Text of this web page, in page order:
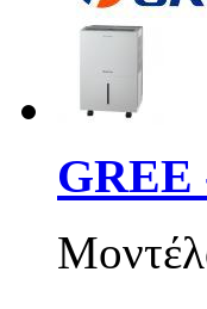
GREE